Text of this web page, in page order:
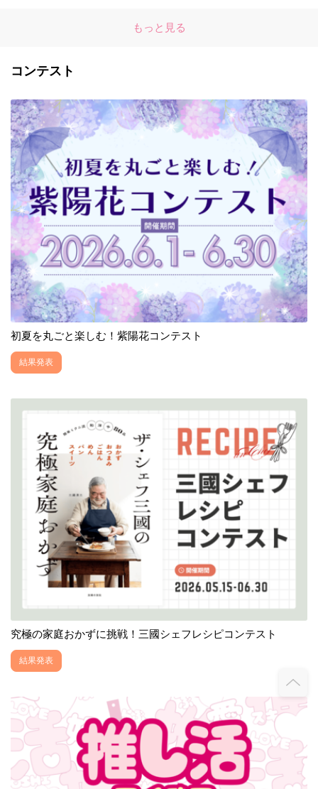
もっと見る
コンテスト
初夏を丸ごと楽しむ！紫陽花コンテスト
結果発表
究極の家庭おかずに挑戦！三國シェフレシピコンテスト
結果発表